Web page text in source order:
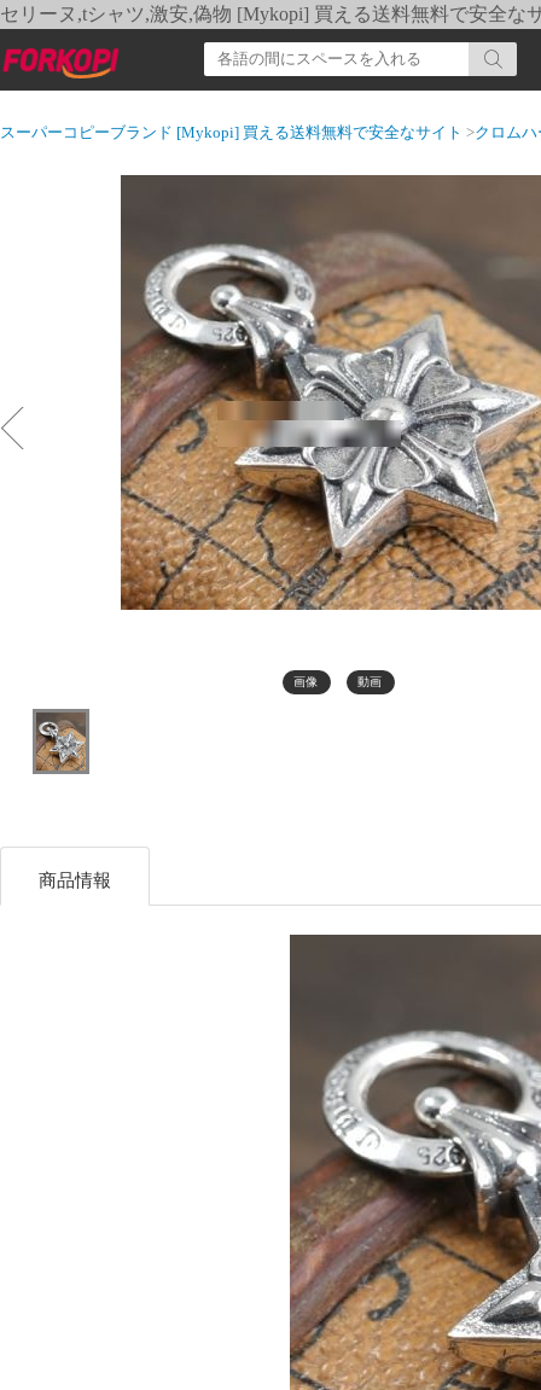
セリーヌ,tシャツ,激安,偽物 [Mykopi] 買える送料無料で安全な
スーパーコピーブランド [Mykopi] 買える送料無料で安全なサイト >クロム
画像 動画
商品情報